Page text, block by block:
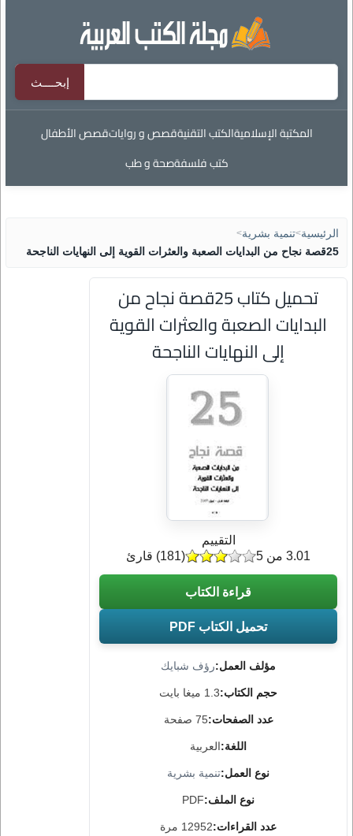
المكتبة الإسلاميةالكتب التقنيةقصص و رواياتقصص الأطفال
كتب فلسفةصحة و طب
الرئيسية>تنمية بشرية>
25قصة نجاح من البدايات الصعبة والعثرات القوية إلى النهايات الناجحة
تحميل كتاب 25قصة نجاح من
البدايات الصعبة والعثرات القوية
إلى النهايات الناجحة
مؤلف العمل:رؤف شبايك
حجم الكتاب:1.3 ميغا بايت
عدد الصفحات:75 صفحة
اللغة:العربية
نوع العمل:تنمية بشرية
نوع الملف:PDF
عدد القراءات:12952 مرة
التقييم
(
181) قارئ 3.01 من 5
قراءة الكتاب
تحميل الكتاب PDF